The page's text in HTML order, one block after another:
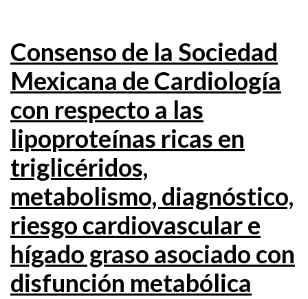
Consenso de la Sociedad
Mexicana de Cardiología
con respecto a las
lipoproteínas ricas en
triglicéridos,
metabolismo, diagnóstico,
riesgo cardiovascular e
hígado graso asociado con
disfunción metabólica